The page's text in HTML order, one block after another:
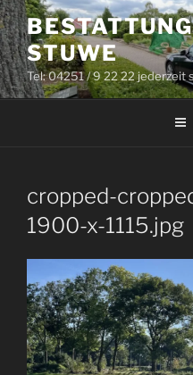
Zum
Inhalt
springenSTUWE
Tel: 04251 / 9 22 22 jederzeit
cropped-
1900-x-1115.jpg